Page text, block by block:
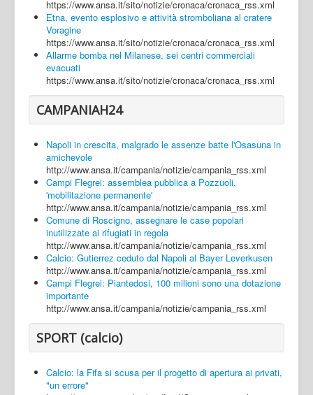
https://www.ansa.it/sito/notizie/cronaca/cronaca_rss.xml
Etna, evento esplosivo e attività stromboliana al cratere
Voragine
https://www.ansa.it/sito/notizie/cronaca/cronaca_rss.xml
Allarme bomba nel Milanese, sei centri commerciali
evacuati
https://www.ansa.it/sito/notizie/cronaca/cronaca_rss.xml
CAMPANIAH24
Napoli in crescita, malgrado le assenze batte l'Osasuna in
amichevole
http://www.ansa.it/campania/notizie/campania_rss.xml
Campi Flegrei: assemblea pubblica a Pozzuoli,
'mobilitazione permanente'
http://www.ansa.it/campania/notizie/campania_rss.xml
Comune di Roscigno, assegnare le case popolari
inutilizzate ai rifugiati in regola
http://www.ansa.it/campania/notizie/campania_rss.xml
Calcio: Gutierrez ceduto dal Napoli al Bayer Leverkusen
http://www.ansa.it/campania/notizie/campania_rss.xml
Campi Flegrei: Piantedosi, 100 milioni sono una dotazione
importante
http://www.ansa.it/campania/notizie/campania_rss.xml
SPORT (calcio)
Calcio: la Fifa si scusa per il progetto di apertura ai privati,
"un errore"